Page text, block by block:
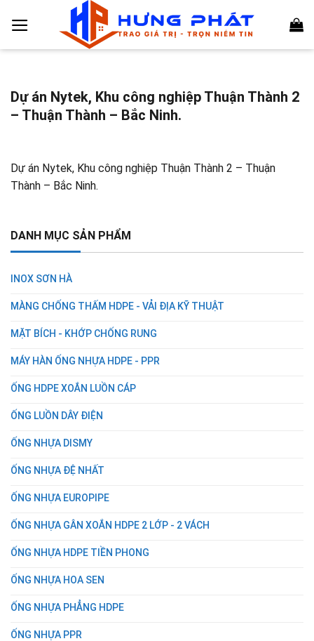
đến
Dự án Nytek, Khu công nghiệp Thuận Thành 2
– Thuận Thành – Bắc Ninh.
Dự án Nytek, Khu công nghiệp Thuận Thành 2 – Thuận
Thành – Bắc Ninh.
DANH MỤC SẢN PHẨM
INOX SƠN HÀ
MÀNG CHỐNG THẤM HDPE - VẢI ĐỊA KỸ THUẬT
MẶT BÍCH - KHỚP CHỐNG RUNG
MÁY HÀN ỐNG NHỰA HDPE - PPR
ỐNG HDPE XOẮN LUỒN CÁP
ỐNG LUỒN DÂY ĐIỆN
ỐNG NHỰA DISMY
ỐNG NHỰA ĐỆ NHẤT
ỐNG NHỰA EUROPIPE
ỐNG NHỰA GÂN XOẮN HDPE 2 LỚP - 2 VÁCH
ỐNG NHỰA HDPE TIỀN PHONG
ỐNG NHỰA HOA SEN
ỐNG NHỰA PHẲNG HDPE
ỐNG NHỰA PPR